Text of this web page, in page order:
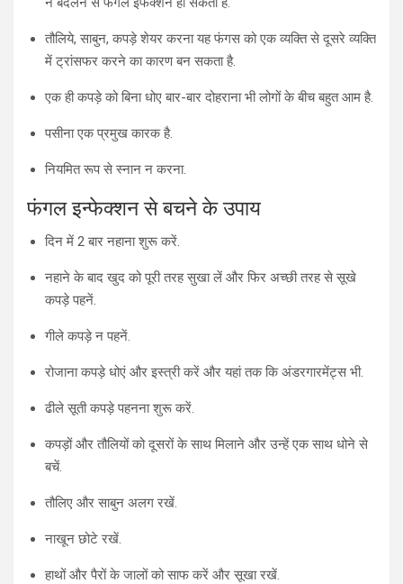
तौलिये, साबुन, कपड़े शेयर करना यह फंगस को एक व्यक्ति से दूसरे व्यक्ति
में ट्रांसफर करने का कारण बन सकता है.
एक ही कपड़े को बिना धोए बार-बार दोहराना भी लोगों के बीच बहुत आम है.
पसीना एक प्रमुख कारक है.
नियमित रूप से स्नान न करना.
फंगल इन्फेक्शन से बचने के उपाय
दिन में 2 बार नहाना शुरू करें.
नहाने के बाद खुद को पूरी तरह सुखा लें और फिर अच्छी तरह से सूखे
कपड़े पहनें.
गीले कपड़े न पहनें.
रोजाना कपड़े धोएं और इस्त्री करें और यहां तक ​​कि अंडरगारमेंट्स भी.
ढीले सूती कपड़े पहनना शुरू करें.
कपड़ों और तौलियों को दूसरों के साथ मिलाने और उन्हें एक साथ धोने से
बचें.
तौलिए और साबुन अलग रखें.
नाखून छोटे रखें.
हाथों और पैरों के जालों को साफ करें और सूखा रखें.